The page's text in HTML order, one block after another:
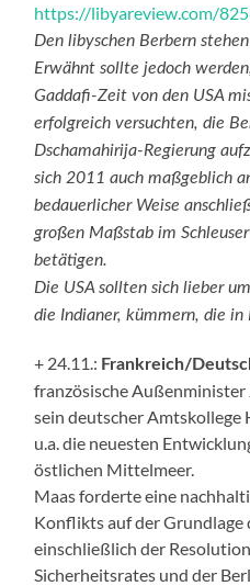
https://libyareview.com/
Den libyschen Berbern
Erwähnt sollte jedoch
Gaddafi-Zeit von den USA
erfolgreich versuchten, die
Dschamahirija-Regierung
sich 2011 auch maßgeblich
bedauerlicher Weise
großen Maßstab im
betätigen.
Die USA sollten sich lieber
die Indianer, kümmern, die in
+ 24.11.: Frankreich/
französische Außenminister
sein deutscher
u.a. die neuesten
östlichen Mittelmeer.
Maas forderte eine
Konflikts auf der Grundlage
einschließlich der
Sicherheitsrates und der